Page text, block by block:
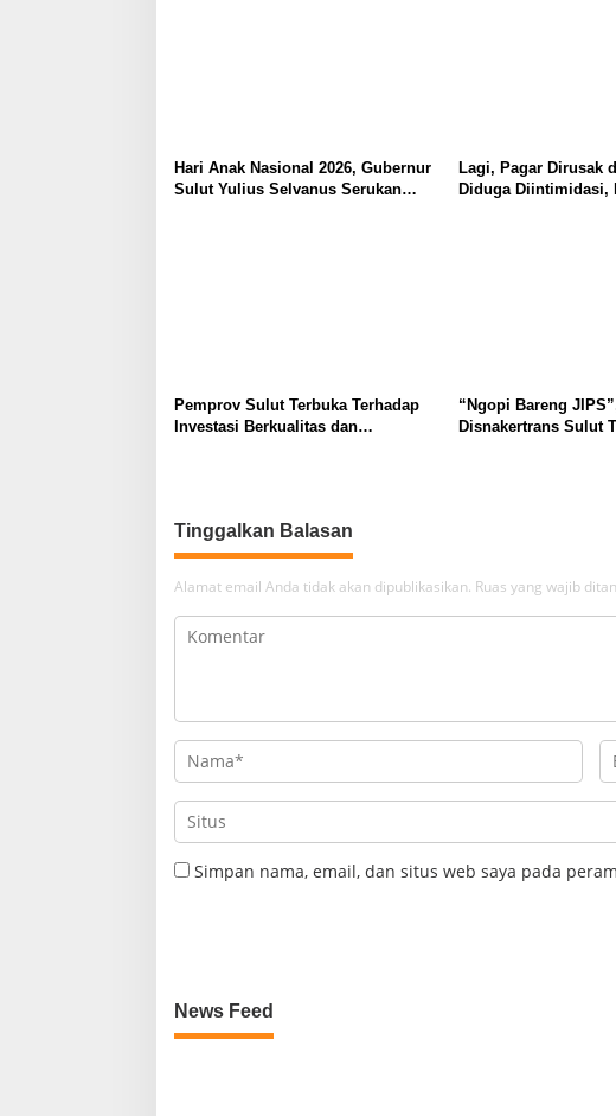
Hari Anak Nasional 2026, Gubernur
Sulut Yulius Selvanus Serukan
Lagi, Pagar Dirusak
Diduga Diintimidasi,
Pemprov Sulut Terbuka Terhadap
Investasi Berkualitas dan
“Ngopi Bareng
Disnakertrans Sulut
Tinggalkan Balasan
Alamat email Anda tidak akan dipublikasikan. Ruas yang wajib
Simpan nama, email, dan situs web saya pada
News Feed